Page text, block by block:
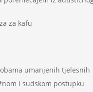
za kafu
umanjenih tjelesnih
i sudskom postupku